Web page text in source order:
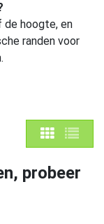
de hoogte, en
randen voor
probeer